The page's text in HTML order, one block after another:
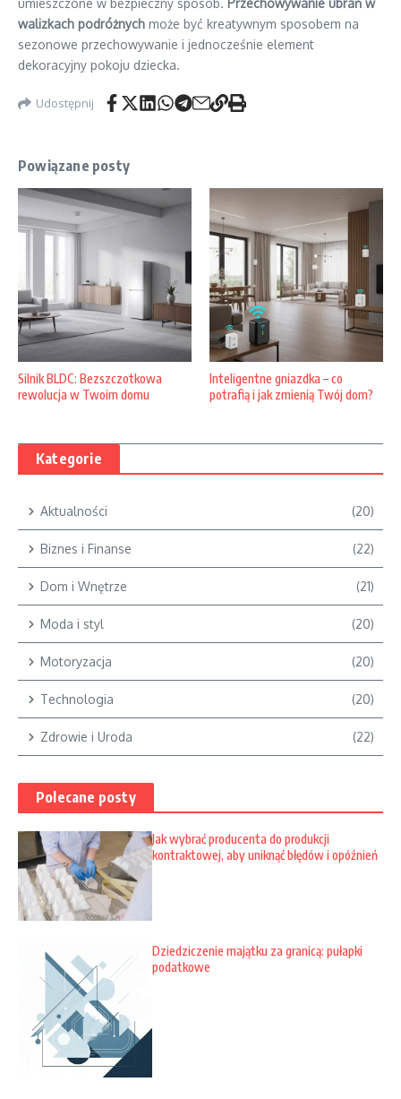
umieszczone w bezpieczny sposób. Przechowywanie ubrań w
walizkach podróżnych może być kreatywnym sposobem na
sezonowe przechowywanie i jednocześnie element
dekoracyjny pokoju dziecka.
Udostępnij
Powiązane posty
Silnik BLDC: Bezszczotkowa
rewolucja w Twoim domu
Inteligentne gniazdka – co
potrafią i jak zmienią Twój dom?
Kategorie
Aktualności (20)
Biznes i Finanse (22)
Dom i Wnętrze (21)
Moda i styl (20)
Motoryzacja (20)
Technologia (20)
Zdrowie i Uroda (22)
Polecane posty
Jak wybrać producenta do produkcji
kontraktowej, aby uniknąć błędów i opóźnień
Dziedziczenie majątku za granicą: pułapki
podatkowe